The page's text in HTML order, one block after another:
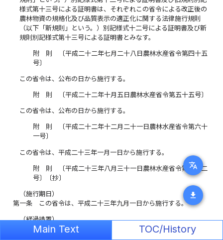
translate
download
様式第十三号による証明書は、それぞれこの省令による改正後の
農林物資の規格化及び品質表示の適正化に関する法律施行規則
（以下「新規則」という。）別記様式十二号による証明書及び新
規則別記様式第十三号による証明書とみなす。
附 則 〔平成二十二年七月二十八日農林水産省令第四十五
号〕
この省令は、公布の日から施行する。
附 則 〔平成二十二年十月五日農林水産省令第五十五号〕
この省令は、公布の日から施行する。
附 則 〔平成二十二年十二月二十一日農林水産省令第六十
一号〕
この省令は、平成二十三年一月一日から施行する。
附 則 〔平成二十三年八月三十一日農林水産省令第五十二
号〕〔抄〕
（施行期日）
第一条
この省令は、平成二十三年九月一日から施行する。
（経過措置）
この省令の施行の際現にこの省令による改正前のそれぞれ
の省令の規定により従前の農林水産省の機関に対してされている
Main Text TOC/History